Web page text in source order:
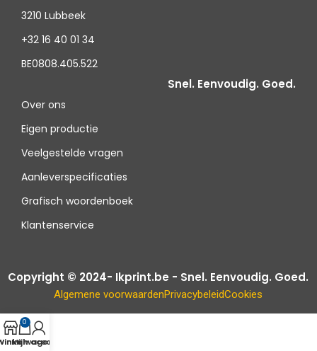
3210 Lubbeek
+32 16 40 01 34
BE0808.405.522
Snel. Eenvoudig. Goed.
Over ons
Eigen productie
Veelgestelde vragen
Aanleverspecificaties
Grafisch woordenboek
Klantenservice
Copyright © 2024- Ikprint.be - Snel. Eenvoudig. Goed.
Algemene voorwaardenPrivacybeleidCookies
0
Mijn account